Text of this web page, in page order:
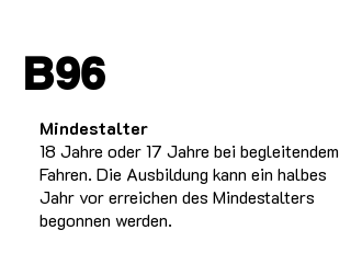
B96
Mindestalter
18 Jahre oder 17 Jahre bei begleitendem
Fahren. Die Ausbildung kann ein halbes
Jahr vor erreichen des Mindestalters
begonnen werden.